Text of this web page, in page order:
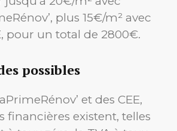
plus 15€/m² avec
pour un total de 2800€.
possibles
et des CEE,
financières existent, telles